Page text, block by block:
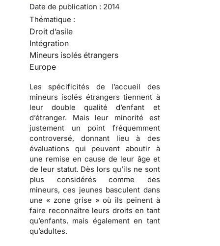
Date de publication : 2014
Thématique :
Droit d’asile
Intégration
Mineurs isolés étrangers
Europe
Les spécificités de l’accueil des
mineurs isolés étrangers tiennent à
leur double qualité d’enfant et
d’étranger. Mais leur minorité est
justement un point fréquemment
controversé, donnant lieu à des
évaluations qui peuvent aboutir à
une remise en cause de leur âge et
de leur statut. Dès lors qu’ils ne sont
plus considérés comme des
mineurs, ces jeunes basculent dans
une « zone grise » où ils peinent à
faire reconnaître leurs droits en tant
qu’enfants, mais également en tant
qu’adultes.